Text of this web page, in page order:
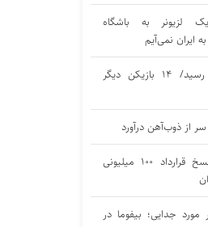
لزیونر به باشگاه
ایران نمی‌آیم
پیاتزا به تهران رسید/ ۱۴ بازیکن دیگر
از ذوب‌آهن درآورد
پشت‌پرده بند فسخ قرارداد ۱۰۰ میلیونی
مورد جدایی؛ بیفوما در